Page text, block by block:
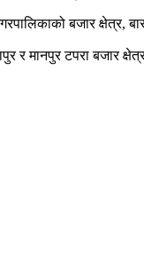
बजार क्षेत्र,
र मानपुर टपरा बजार